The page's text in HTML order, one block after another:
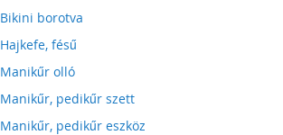
Bikini borotva
Hajkefe, fésű
Manikűr olló
Manikűr, pedikűr szett
Manikűr, pedikűr eszköz